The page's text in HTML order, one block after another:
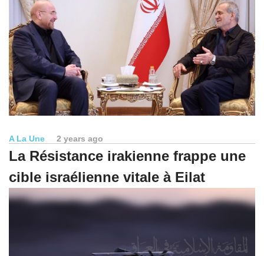
A La Une 2 years ago
La Résistance irakienne frappe une
cible israélienne vitale à Eilat